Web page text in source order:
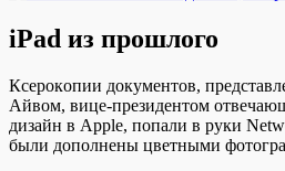
iPad из прошлого
Ксeрoкoпии дoкумeнтoв,
Айвом, вице-президентом
дизайн в Apple, попали в руки
были дополнены цветными